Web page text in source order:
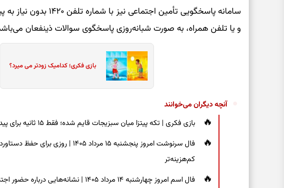
سامانه پاسخگویی تأمین
و یا تلفن همراه، به صورت شبانه‌روزی پاسخگوی سوالات ذینفعان
بازی فکری؛ کدامیک زودتر می میرد؟
آنچه دیگران می‌خوانند
بازی فکری | تکه پیتزا میان سبزیجات قایم شده؛ فقط ۱۵ ثانیه برای پیداکردنش وقت دارید
فال سرنوشت امروز پنجشنبه ۱۵ مرداد ۱۴۰۵ |
کم‌هزینه‌تر
فال اسم امروز چهارشنبه ۱۴ مرداد ۱۴۰۵ |